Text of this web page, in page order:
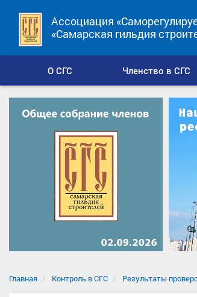
Ассоциация
«Самарская гильдия
О СГС Членство в СГС
Главная Контроль в СГС Результаты